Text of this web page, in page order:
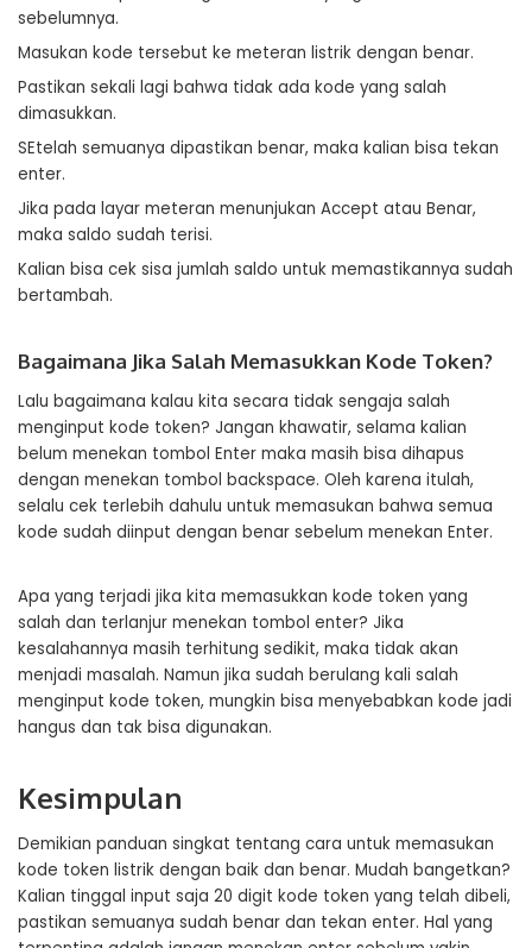
sebelumnya.
Masukan kode tersebut ke meteran listrik dengan benar.
Pastikan sekali lagi bahwa tidak ada kode yang salah
dimasukkan.
SEtelah semuanya dipastikan benar, maka kalian bisa tekan
enter.
Jika pada layar meteran menunjukan Accept atau Benar,
maka saldo sudah terisi.
Kalian bisa cek sisa jumlah saldo untuk memastikannya sudah
bertambah.
Bagaimana Jika Salah Memasukkan Kode Token?
Lalu bagaimana kalau kita secara tidak sengaja salah
menginput kode token? Jangan khawatir, selama kalian
belum menekan tombol Enter maka masih bisa dihapus
dengan menekan tombol backspace. Oleh karena itulah,
selalu cek terlebih dahulu untuk memasukan bahwa semua
kode sudah diinput dengan benar sebelum menekan Enter.
Apa yang terjadi jika kita memasukkan kode token yang
salah dan terlanjur menekan tombol enter? Jika
kesalahannya masih terhitung sedikit, maka tidak akan
menjadi masalah. Namun jika sudah berulang kali salah
menginput kode token, mungkin bisa menyebabkan kode jadi
hangus dan tak bisa digunakan.
Kesimpulan
Demikian panduan singkat tentang cara untuk memasukan
kode token listrik dengan baik dan benar. Mudah bangetkan?
Kalian tinggal input saja 20 digit kode token yang telah dibeli,
pastikan semuanya sudah benar dan tekan enter. Hal yang